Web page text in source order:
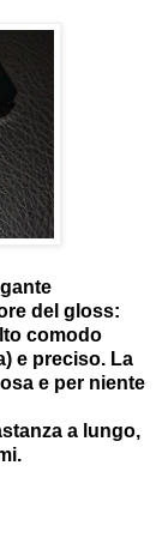
del gloss:
comodo
e preciso. La
e per niente
a lungo,